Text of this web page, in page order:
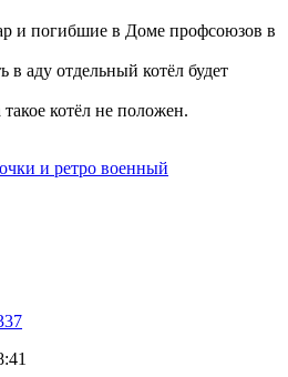
и погибшие в Доме профсоюзов в
в аду отдельный котёл будет
котёл не положен.
и ретро военный